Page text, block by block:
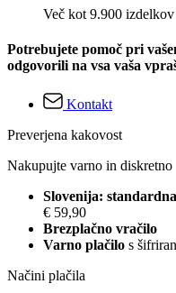
Več kot 9.900 izdelkov
Potrebujete pomoč pri
odgovorili na vsa vaša
Kontakt
Preverjena kakovost
Nakupujte varno in diskretno
Slovenija:
€ 59,90
Brezplačno vračilo
Varno plačilo s
Načini plačila